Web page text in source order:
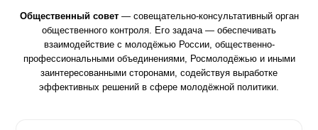
Общественный совет— совещательно-консультативный орган
общественного контроля. Его задача — обеспечивать
взаимодействие с молодёжью России, общественно-
профессиональными объединениями, Росмолодёжью и иными
заинтересованными сторонами, содействуя выработке
эффективных решений в сфере молодёжной политики.